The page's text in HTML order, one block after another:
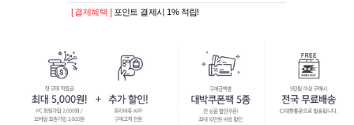
[ 결제혜택 ] 포인트 결제시 1% 적립!